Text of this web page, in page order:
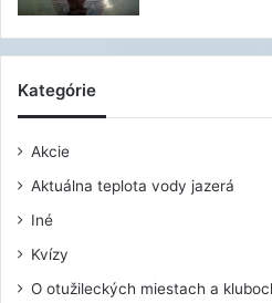
Kategórie
Akcie
Aktuálna teplota vody jazerá
Iné
Kvízy
O otužileckých miestach a